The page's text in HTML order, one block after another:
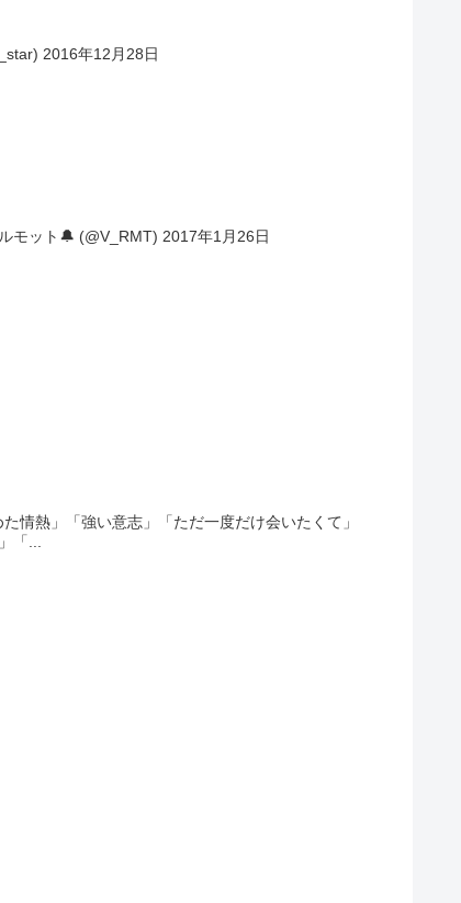
2016年12月28日
モット🔔 (@V_RMT) 2017年1月26日
情熱」「強い意志」「ただ一度だけ会いたくて」
「...